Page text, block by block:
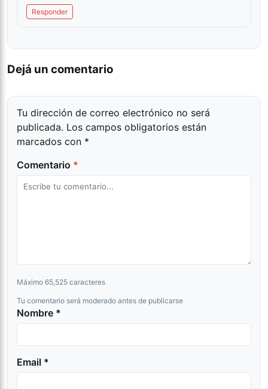
Responder
Dejá un comentario
Tu dirección de correo electrónico no será
publicada. Los campos obligatorios están
marcados con *
Comentario *
Máximo 65,525 caracteres
Tu comentario será moderado antes de publicarse
Nombre *
Email *